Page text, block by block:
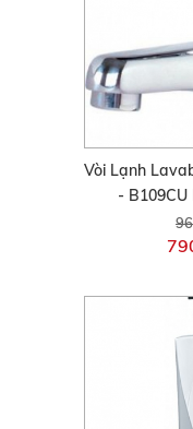
Vòi Lạnh
- B109CU